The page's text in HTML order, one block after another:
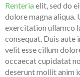
Renteria elit, sed do
dolore magna aliqua.
exercitation ullamco
consequat. Duis
velit esse cillum
occaecat cupidatat
deserunt mollit anim